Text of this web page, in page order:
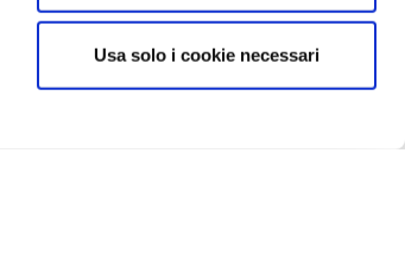
Usa solo i cookie necessari